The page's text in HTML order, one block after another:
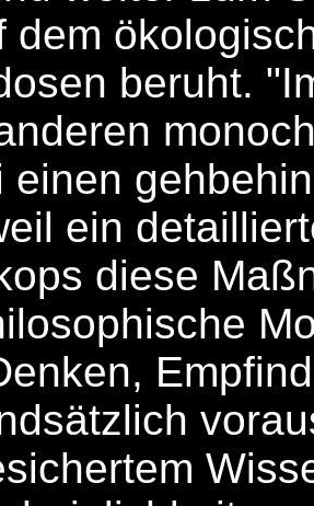
dem
beruht.
einen
ein
diese